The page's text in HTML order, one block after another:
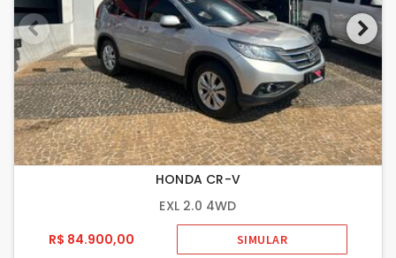
HONDA CR-V
EXL 2.0 4WD
R$ 84.900,00
SIMULAR